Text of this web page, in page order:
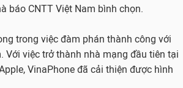
báo CNTT Việt Nam bình chọn.
trong việc đàm phán thành công với
Với việc trở thành nhà mạng đầu tiên tại
VinaPhone đã cải thiện được hình